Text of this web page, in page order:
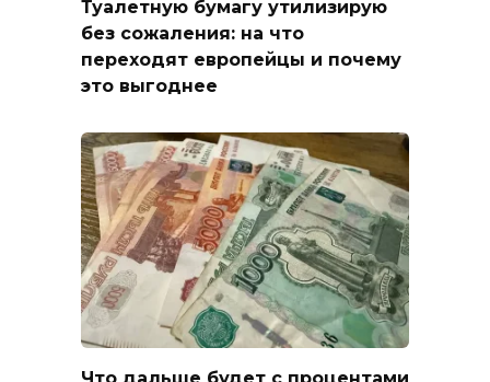
Туалетную бумагу утилизирую
без сожаления: на что
переходят европейцы и почему
это выгоднее